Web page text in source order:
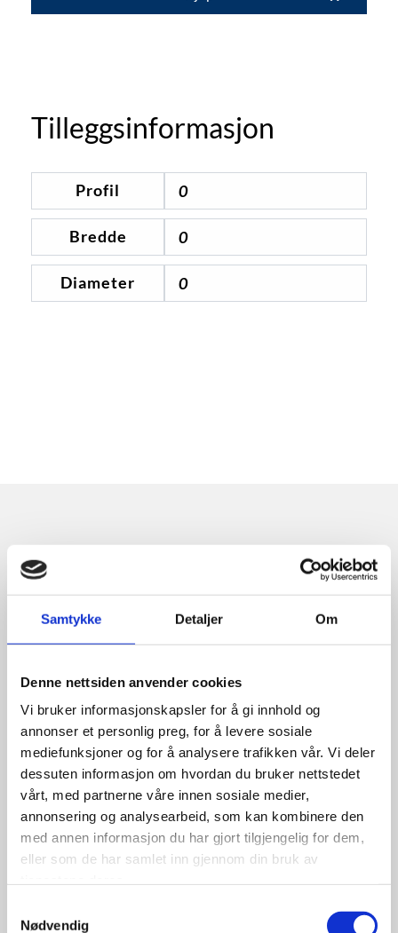
Samtykke Detaljer Om
Denne nettsiden anvender cookies
Vi bruker informasjonskapsler for å gi innhold og
annonser et personlig preg, for å levere sosiale
mediefunksjoner og for å analysere trafikken vår. Vi deler
dessuten informasjon om hvordan du bruker nettstedet
vårt, med partnerne våre innen sosiale medier,
annonsering og analysearbeid, som kan kombinere den
med annen informasjon du har gjort tilgjengelig for dem,
eller som de har samlet inn gjennom din bruk av
Nødvendig
Tilleggsinformasjon
Profil 0
Bredde 0
Diameter 0
Relaterte produkter